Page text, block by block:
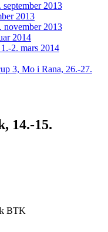
2013
2013
november 2013
2014
2. mars 2014
3, Mo i Rana, 26.-27.
14.-15.
BTK